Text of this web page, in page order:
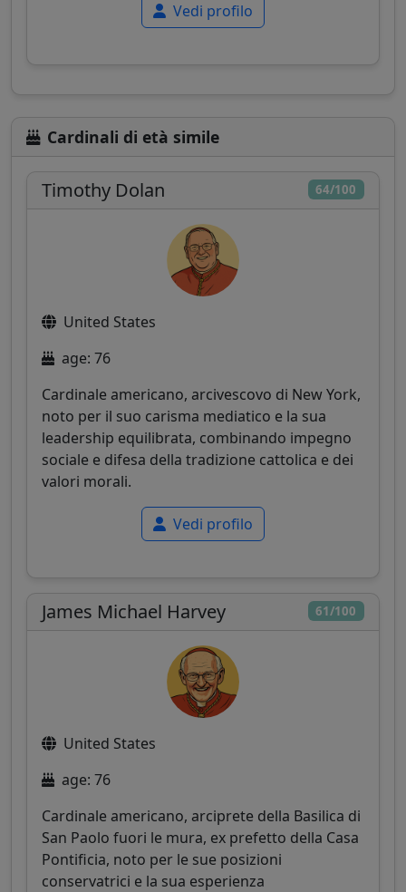
Vedi profilo
Cardinali di età simile
64/100
Timothy Dolan
United States
age: 76
Cardinale americano, arcivescovo di New York,
noto per il suo carisma mediatico e la sua
leadership equilibrata, combinando impegno
sociale e difesa della tradizione cattolica e dei
valori morali.
Vedi profilo
61/100
James Michael Harvey
United States
age: 76
Cardinale americano, arciprete della Basilica di
San Paolo fuori le mura, ex prefetto della Casa
Pontificia, noto per le sue posizioni
conservatrici e la sua esperienza